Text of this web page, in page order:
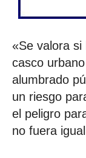
«Se valora si
casco
alumbrado
un riesgo
el peligro
no fuera